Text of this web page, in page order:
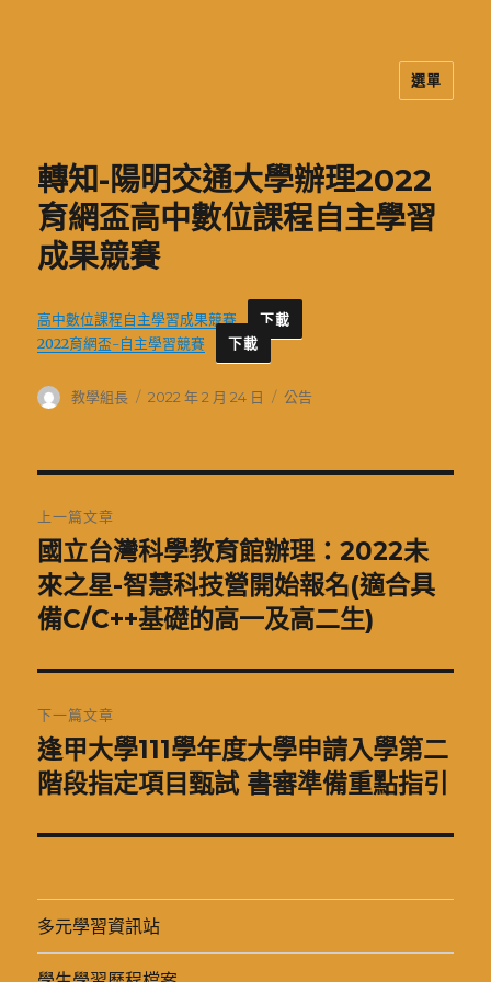
選單
轉知-陽明交通大學辦理2022
育網盃高中數位課程自主學習
成果競賽
高中數位課程自主學習成果競賽 下載
2022育網盃-自主學習競賽 下載
作
教學組長
發
2022 年 2 月 24 日
分
公告
章
導
覽
上一篇文章
上
一
篇
章:
國立台灣科學教育館辦理：2022未
來之星-智慧科技營開始報名(適合具
備C/C++基礎的高一及高二生)
下一篇文章
下
一
文
逢甲大學111學年度大學申請入學第二
階段指定項目甄試 書審準備重點指引
多元學習資訊站